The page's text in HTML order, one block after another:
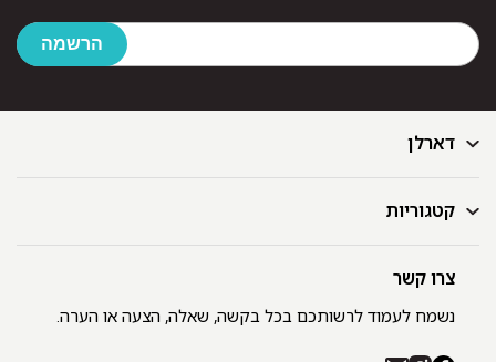
דארלן
דף הבית
GIFT CARD
רשימת חנויות
קטגוריות
מצעים
מגבות
צרו קשר
נשמח לעמוד לרשותכם בכל בקשה, שאלה, הצעה או הערה.